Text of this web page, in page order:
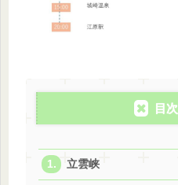
目次
立雲峡